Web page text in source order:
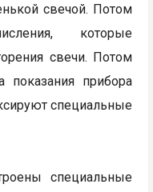
свечой. Потом
которые
свечи. Потом
прибора
специальные
специальные